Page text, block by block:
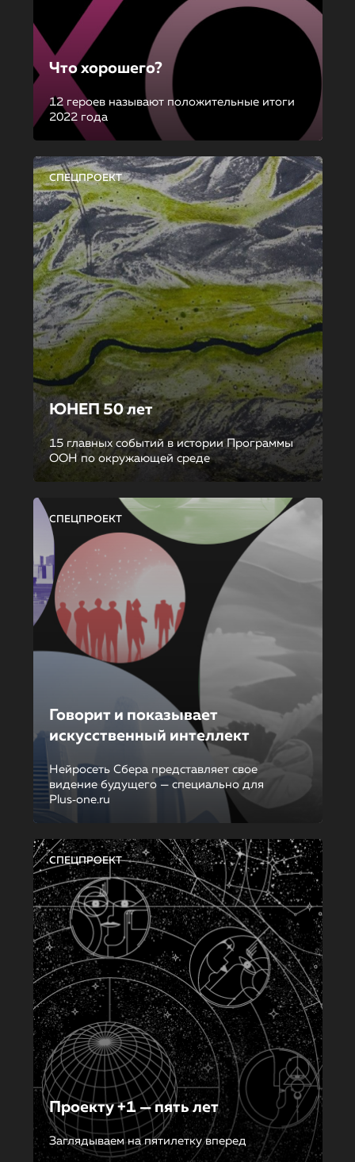
Что хорошего?
12 героев называют положительные итоги
2022 года
СПЕЦПРОЕКТ
ЮНЕП 50 лет
15 главных событий в истории Программы
ООН по окружающей среде
СПЕЦПРОЕКТ
Говорит и показывает
искусственный интеллект
Нейросеть Сбера представляет свое
видение будущего — специально для
Plus‑one.ru
СПЕЦПРОЕКТ
Проекту +1 — пять лет
Заглядываем на пятилетку вперед